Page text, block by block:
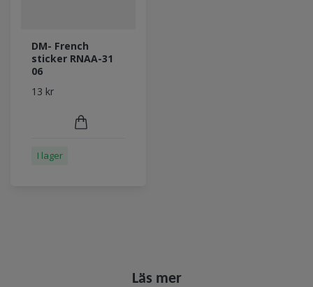
DM- French
sticker RNAA-31
06
13 kr
I lager
Läs mer